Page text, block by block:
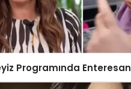
Programında